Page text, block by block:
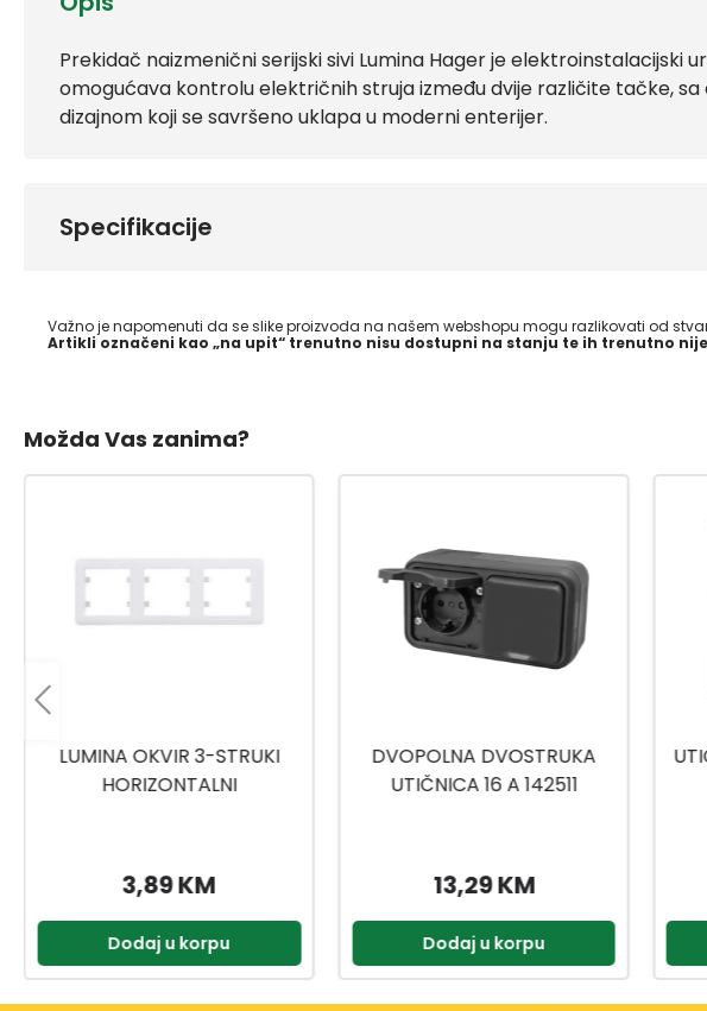
Prekidač naizmenični serijski sivi Lumina Hager je elektroinstalacijski
omogućava kontrolu električnih struja između dvije različite tačke,
dizajnom koji se savršeno uklapa u moderni enterijer.
Specifikacije
Važno je napomenuti da se slike proizvoda na našem webshopu mogu razlikovati od
Artikli označeni kao „na upit“ trenutno nisu dostupni na stanju te ih trenutno
Možda Vas zanima?
DVOPOLNA DVOSTRUKA
UTIČNICA 16 A 142511
13,29 KM
Dodaj u korpu
UTIČNICA ŠUKO 16A 153764
3,59 KM
Dodaj u korpu